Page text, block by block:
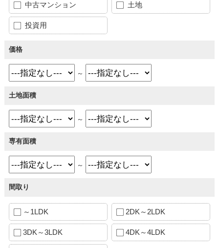
中古マンション 土地
投資用
価格
～
土地面積
～
専有面積
～
間取り
～1LDK 2DK～2LDK
3DK～3LDK 4DK～4LDK